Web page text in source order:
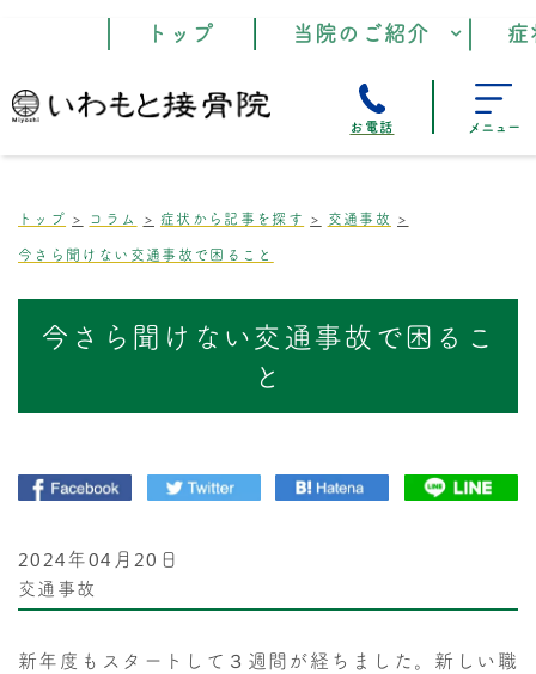
トップ 当院のご紹介
お電話 メニュー
トップ コラム 症状から記事を探す
交通事故
今さら聞けない交通事故で困ること
今さら聞けない交通事故で困るこ
と
2024年04月20日
交通事故
新年度もスタートして３週間が経ちました。新しい職